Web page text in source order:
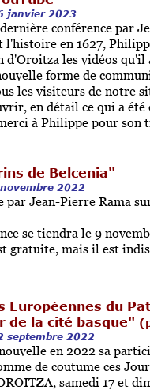
janvier 2023
conférence par
l'histoire en 1627,
d'Oroitza les vidéos qu'il
forme de
les visiteurs de notre
en détail ce qui a été
à Philippe pour son
de Belcenia"
2022
par Jean-Pierre Rama
se tiendra le 9
gratuite, mais il est
Européennes du
de la cité basque"
septembre 2022
en 2022 sa
de coutume ces
samedi 17 et